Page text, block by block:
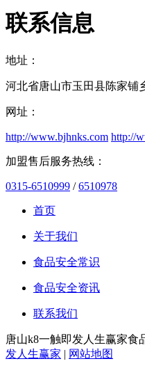
联系信息
地址：
河北省唐山市玉田县陈家铺
网址：
http://www.bjhnks.com http://
加盟售后服务热线：
0315-6510999 /6510978
首页
关于我们
食品安全常识
食品安全资讯
联系我们
唐山k8一触即发人生赢家食
发人生赢家 | 网站地图